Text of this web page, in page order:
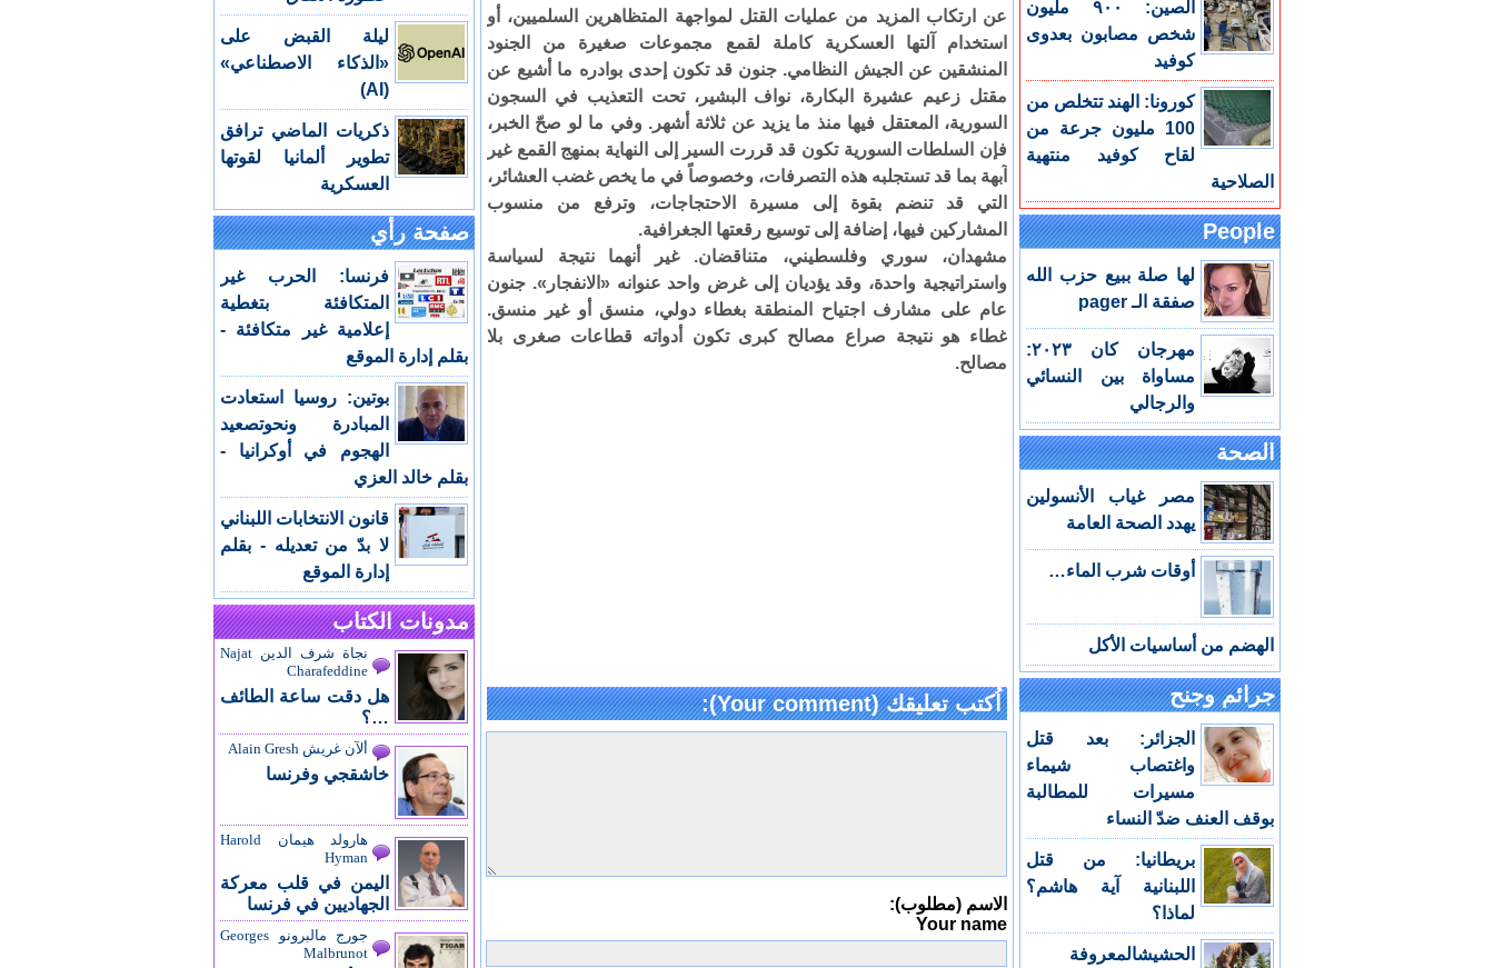
الصين: ٩٠٠ مليون
شخص مصابون بعدوى
كوفيد
كورونا: الهند تتخلص من
100 مليون جرعة من
لقاح كوفيد منتهية
الصلاحية
People
لها صلة ببيع حزب الله
صفقة الـ pager
مهرجان كان ٢٠٢٣:
مساواة بين النسائي
والرجالي
الصحة
مصر غياب الأنسولين
يهدد الصحة العامة
أوقات شرب الماء…
الهضم من أساسيات الأكل
جرائم وجنح
الجزائر: بعد قتل
واغتصاب شيماء
مسيرات للمطالبة
بوقف العنف ضدّ النساء
بريطانيا: من قتل
اللبنانية آية هاشم؟
لماذا؟
الحشيشالمعروفة
عن ارتكاب المزيد من عمليات القتل لمواجهة المتظاهرين السلميين، أو
استخدام آلتها العسكرية كاملة لقمع مجموعات صغيرة من الجنود
المنشقين عن الجيش النظامي. جنون قد تكون إحدى بوادره ما أشيع عن
مقتل زعيم عشيرة البكارة، نواف البشير، تحت التعذيب في السجون
السورية، المعتقل فيها منذ ما يزيد عن ثلاثة أشهر. وفي ما لو صحّ الخبر،
فإن السلطات السورية تكون قد قررت السير إلى النهاية بمنهج القمع غير
آبهة بما قد تستجلبه هذه التصرفات، وخصوصاً في ما يخص غضب العشائر،
التي قد تنضم بقوة إلى مسيرة الاحتجاجات، وترفع من منسوب
المشاركين فيها، إضافة إلى توسيع رقعتها الجغرافية.
مشهدان، سوري وفلسطيني، متناقضان. غير أنهما نتيجة لسياسة
واستراتيجية واحدة، وقد يؤديان إلى غرض واحد عنوانه «الانفجار». جنون
عام على مشارف اجتياح المنطقة بغطاء دولي، منسق أو غير منسق.
غطاء هو نتيجة صراع مصالح كبرى تكون أدواته قطاعات صغرى بلا
مصالح.
اُكتب تعليقك (Your comment):
الاسم (مطلوب):
Your name
ليلة القبض على
«الذكاء الاصطناعي»
(AI)
ذكريات الماضي ترافق
تطوير ألمانيا لقوتها
العسكرية
صفحة رأي
فرنسا: الحرب غير
المتكافئة بتغطية
إعلامية غير متكافئة -
بقلم إدارة الموقع
بوتين: روسيا استعادت
المبادرة ونحوتصعيد
الهجوم في أوكرانيا -
بقلم خالد العزي
قانون الانتخابات اللبناني
لا بدّ من تعديله - بقلم
إدارة الموقع
مدونات الكتاب
نجاة شرف الدين Najat
Charafeddine
هل دقت ساعة الطائف
…؟
ألآن غريش Alain Gresh
خاشقجي وفرنسا
هارولد هيمان Harold
Hyman
اليمن في قلب معركة
الجهاديين في فرنسا
جورج مالبرونو Georges
Malbrunot